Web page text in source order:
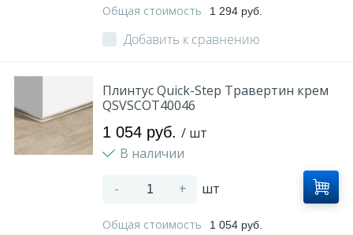
Общая стоимость 1 294 руб.
Добавить к сравнению
Плинтус Quick-Step Травертин крем
QSVSCOT40046
1 054 руб. / шт
В наличии
- + шт
Общая стоимость 1 054 руб.